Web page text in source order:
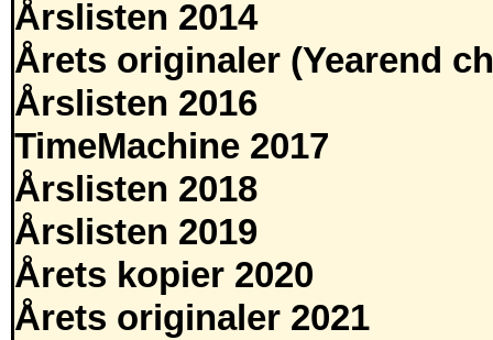
Årslisten 2014
Årets originaler (Yearend
Årslisten 2016
TimeMachine 2017
Årslisten 2018
Årslisten 2019
Årets kopier 2020
Årets originaler 2021